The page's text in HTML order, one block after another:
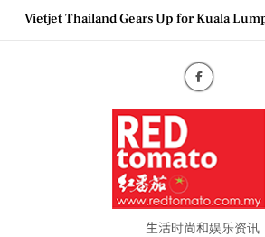
SkipVietjet Thailand Gears Up for Kuala
Couture Fashion Week Malaysia 2026–
MBEW 2026 Unites Global Stakeholders
the Future of Business Events
Vietjet Thailand Gears Up for Kuala
Bangkok Service Launch on9 October
Epson reinvents affordable printing with
generation EcoTank Series生活时尚和娱乐资讯